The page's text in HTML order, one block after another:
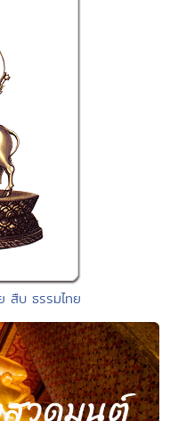
สืบ ธรรมไทย